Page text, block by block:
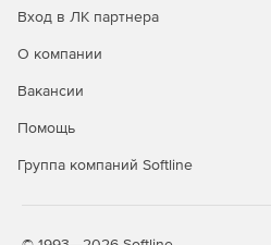
Вход в ЛК партнера
О компании
Вакансии
Помощь
Группа компаний Softline